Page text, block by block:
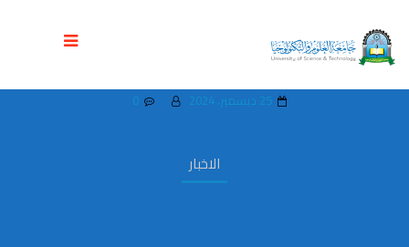
الاخبار
جامعة العلوم والتكنولوجيا تستضيف بطولة
0